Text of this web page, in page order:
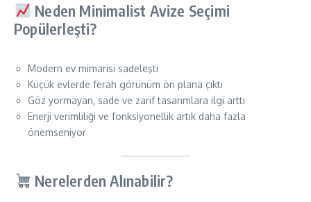
Neden Minimalist Avize Seçimi
Popülerleşti?
Modern ev mimarisi sadeleşti
Küçük evlerde ferah görünüm ön plana çıktı
Göz yormayan, sade ve zarif tasarımlara ilgi arttı
Enerji verimliliği ve fonksiyonellik artık daha fazla
önemseniyor
Nerelerden Alınabilir?